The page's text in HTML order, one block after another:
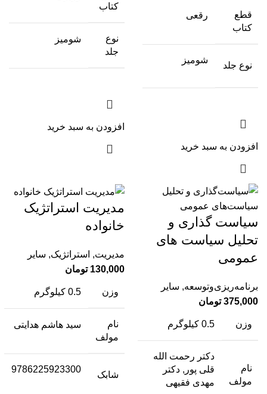
قطع
کتاب
رقعی
نوع جلد
شومیز
افزودن به سبد خرید
کتاب
نوع
جلد
شومیز
افزودن به سبد خرید
سیاست گذاری و
تحلیل سیاست های
عمومی
برنامه‌ریزی‌وتوسعه, سایر
375,000 تومان
وزن 0.5 کیلوگرم
نام
مولف
دکتر رحمت الله
قلی پور, دکتر
مهدی فقیهی
مدیریت استراتژیک
خانواده
مدیریت, استراتژیک, سایر
130,000 تومان
وزن 0.5 کیلوگرم
نام
مولف
سید هاشم هدایتی
شابک
9786225923300